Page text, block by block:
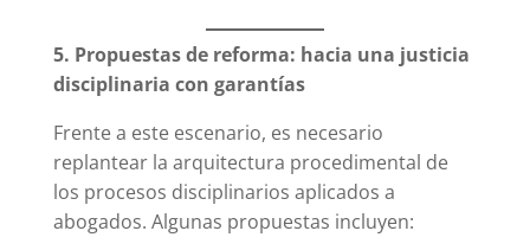
5. Propuestas de reforma: hacia una justicia
disciplinaria con garantías
Frente a este escenario, es necesario
replantear la arquitectura procedimental de
los procesos disciplinarios aplicados a
abogados. Algunas propuestas incluyen: